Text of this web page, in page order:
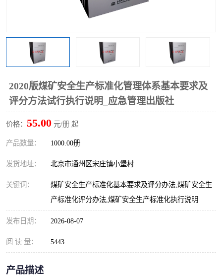
2020版煤矿安全生产标准化管理体系基本要求及
评分方法试行执行说明_应急管理出版社
价格： 55.00 元/册 起
产品数量： 1000.00册
发货地址： 北京市通州区宋庄镇小堡村
关键词：
煤矿安全生产标准化基本要求及评分办法,煤矿安全生
产标准化评分办法,煤矿安全生产标准化执行说明
发布日期： 2026-08-07
阅 读 量： 5443
产品描述
新石油化工检修定额
石油建设安装工程预算定 长输管道工程检修维修预
山东省工程预算定额
电网技改,拆除,检修定额 炼油化工计价依据定额
信息通信建设工程预算定
额
火力发电机组检修定额
湖北建设工程消耗量定额
煤炭建设工程预算定额 钢铁检修工程预算定额
黄金矿山工程预算定额 冶金工业矿山建设工程预
算定额2
冶金工业建设工程预算定
额
人防工程预算定额
电子工程概预算定额